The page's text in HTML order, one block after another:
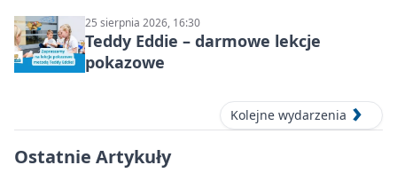
miasta
25 sierpnia 2026, 16:30
Teddy Eddie – darmowe lekcje
pokazowe
Kolejne wydarzenia
Ostatnie Artykuły